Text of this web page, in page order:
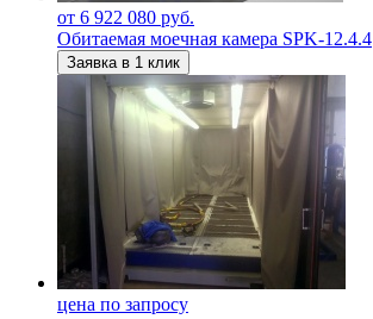
от 6 922 080 руб.
Обитаемая моечная камера SPK-12.4.4
Заявка в 1 клик
цена по запросу